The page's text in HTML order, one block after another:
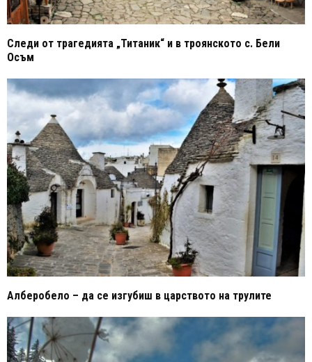
Следи от трагедията „Титаник“ и в троянското с. Бели
Осъм
Алберобело – да се изгубиш в царството на трулите